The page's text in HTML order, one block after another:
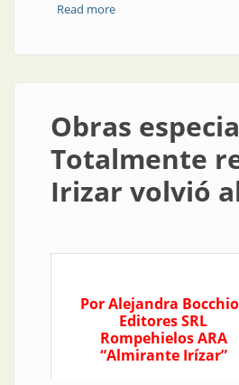
Read moreabout Los socios de
Obras
Totalmente
Irizar volvió
Por Alejandra
Editores SRL
Rompehielos ARA
“Almirante Irízar”